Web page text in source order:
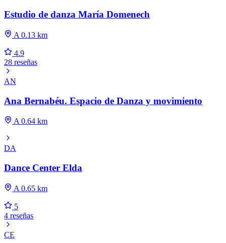
Estudio de danza María Domenech
A 0.13 km
4.9
28 reseñas
AN
Ana Bernabéu. Espacio de Danza y movimiento
A 0.64 km
DA
Dance Center Elda
A 0.65 km
5
4 reseñas
CE